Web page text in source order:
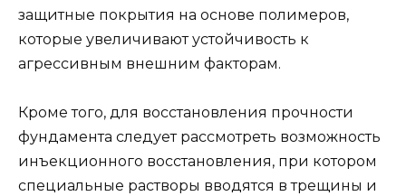
защитные покрытия на основе полимеров,
которые увеличивают устойчивость к
агрессивным внешним факторам.
Кроме того, для восстановления прочности
фундамента следует рассмотреть возможность
инъекционного восстановления, при котором
специальные растворы вводятся в трещины и